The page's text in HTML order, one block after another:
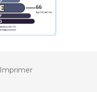
Imprimer